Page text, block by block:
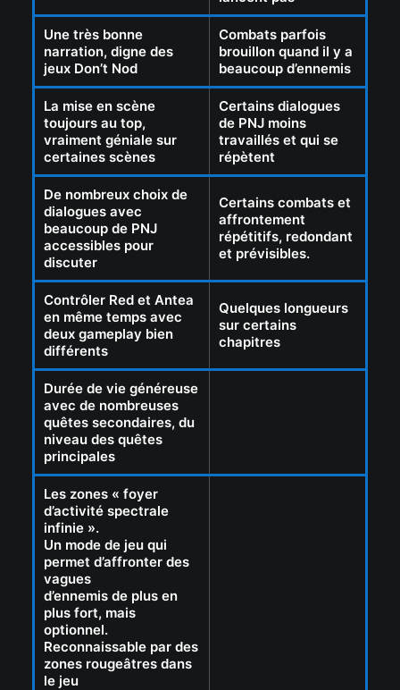
Une très bonne
narration, digne des
jeux Don’t Nod
Combats parfois
brouillon quand il y a
beaucoup d’ennemis
La mise en scène
toujours au top,
vraiment géniale sur
certaines scènes
Certains dialogues
de PNJ moins
travaillés et qui se
répètent
De nombreux choix de
dialogues avec
beaucoup de PNJ
accessibles pour
discuter
Certains combats et
affrontement
répétitifs, redondant
et prévisibles.
Contrôler Red et Antea
en même temps avec
deux gameplay bien
différents
Quelques longueurs
sur certains
chapitres
Durée de vie généreuse
avec de nombreuses
quêtes secondaires, du
niveau des quêtes
principales
Les zones « foyer
d’activité spectrale
infinie ».
Un mode de jeu qui
permet d’affronter des
vagues
d’ennemis de plus en
plus fort, mais
optionnel.
Reconnaissable par des
zones rougeâtres dans
le jeu